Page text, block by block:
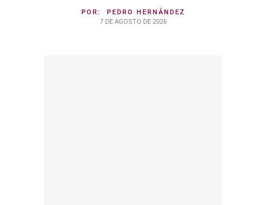
POR: PEDRO HERNÁNDEZ
7 DE AGOSTO DE 2026